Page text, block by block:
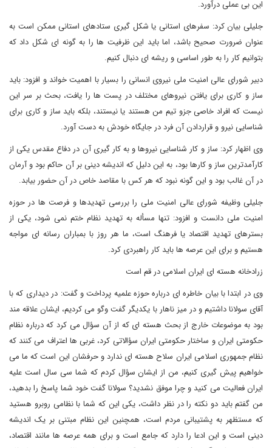
این بی عملی درآورد.
جلیلی بیان کرد: سفرهای استانی یا شکل گیری ستادهای استانی ممکن است به
عنوان ضرورت صحیح باشد، اما باید این ظرفیت ها را به گونه ای شکل داد که
بتوانیم کار را به طور اساسی و ریشه ای دنبال کنیم.
دبیر شورای عالی امنیت ملی نیروی انسانی را بسیار با اهمیت خواند و افزود: باید
ساز و کاری برای یافتن نیروهای مختلف در پست ها را یافت، بحث بر سر این
نیست که افراد خاصی جزو تیم من هستند یا نیستند، بلکه باید ساز و کاری برای
شناسایی نیرو و قراردادن آن فرد در جایگاه خودش به دست آورد.
وی اظهار کرد: ساز و کار شناسایی نیروها و به کار گیری آن در دفاع مقدس یکی از
کارآمدترین ساز و کارها بود، به این دلیل که اندیشه دینی بر آن حاکم بود و آرمان
در آن غالب بود و این گونه نبود که هر کس با مقاصد خاص در آن حضور بیابد.
جلیلی وظیفه شورای عالی امنیت ملی را بررسی تهدیدها و فرصت ها در حوزه
امنیت ملی دانست و افزود: تنها مسأله به تهدید نظام ختم نمی شود، یکی از
بسترهای تهدید اقتصاد یا فرهنگ است، ما هر روز با بمباران رسانه ای مواجه
هستیم و برای این عرصه ها باید کار راهبردی کرد.
زرادخانه هسته ای ایران اسلامی در قم است
وی در ابتدا با بیان خاطره ای درباره حوزه علمیه پرداخت و گفت: در دیداری که با
آقای سولانا داشتیم و در میز ناهار با یکدیگر گفت وگو می کردیم، ایشان علاقه مند
بود به موضوعات خارج از بحث هسته ای که از آن سؤال می کرد که درباره نظام
حکومتی ایران و ساختار حکومتی ایران سؤالاتی کرد، غربی ها اعتراف می کنند که
نظام جمهوری اسلامی ایران سلاح هسته ای ندارد و حرفشان این است که ما می
خواهیم پیش گیری کنیم، من از ایشان سؤال کردم که شما سی سال است علیه
ایران فعالیت می کنید و چرا موفق نشدید؟ سولانا گفت خود شما پاسخ را بدهید،
من گفتم باید دو نکته را در نظر داشت، یکی این که شما با نظامی روبرو هستید
که مستظهر به پشتیبانی مردم است، همچنین این نظام مبتنی بر یک اندیشه
دینی است و این ادعا را دارد که جامع است و برای همه عرصه ها مانند اقتصاد،